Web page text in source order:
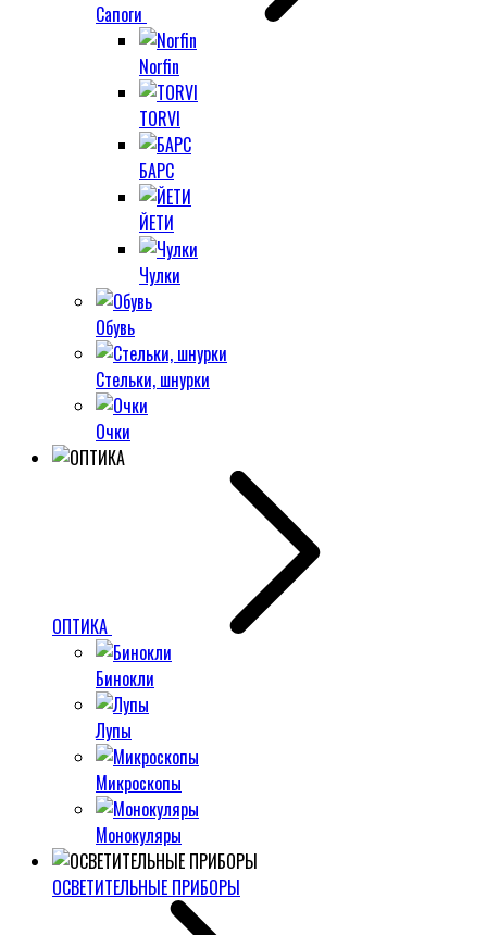
Сапоги
Norfin
TORVI
БАРС
ЙЕТИ
Чулки
Обувь
Стельки, шнурки
Очки
ОПТИКА
Бинокли
Лупы
Микроскопы
Монокуляры
ОСВЕТИТЕЛЬНЫЕ ПРИБОРЫ